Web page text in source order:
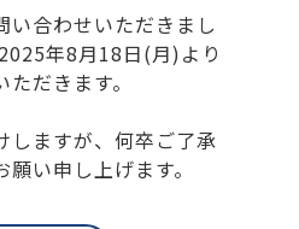
合わせいただきまし
年8月18日(月)より
だきます。
しますが、何卒ご了承
い申し上げます。